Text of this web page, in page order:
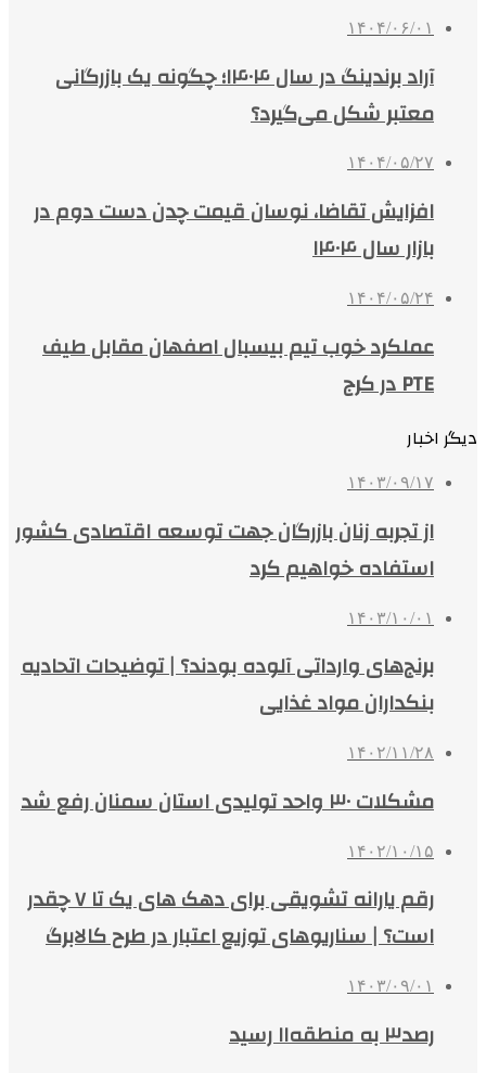
۱۴۰۴/۰۶/۰۱
آراد برندینگ در سال ۱۴۰۴؛ چگونه یک بازرگانی
معتبر شکل می‌گیرد؟
۱۴۰۴/۰۵/۲۷
افزایش تقاضا، نوسان قیمت چدن دست دوم در
بازار سال ۱۴۰۴
۱۴۰۴/۰۵/۲۴
عملکرد خوب تیم بیسبال اصفهان مقابل طیف
PTE در کرج
دیگر اخبار
۱۴۰۳/۰۹/۱۷
از تجربه زنان بازرگان جهت توسعه اقتصادی کشور
استفاده خواهیم کرد
۱۴۰۳/۱۰/۰۱
برنج‌های وارداتی آلوده‌ بودند؟ | توضیحات اتحادیه
بنکداران مواد غذایی
۱۴۰۲/۱۱/۲۸
مشکلات ۳۰ واحد تولیدی استان سمنان رفع شد
۱۴۰۲/۱۰/۱۵
رقم یارانه تشویقی برای دهک های یک تا ۷ چقدر
است؟ | سناریوهای توزیع اعتبار در طرح کالابرگ
۱۴۰۳/۰۹/۰۱
رصد۳ به منطقه۱۱ رسید